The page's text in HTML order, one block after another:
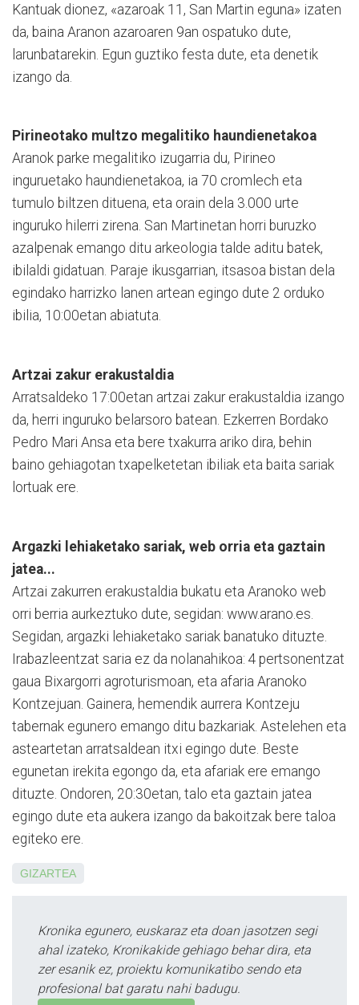
Kantuak dionez, «azaroak 11, San Martin eguna» izaten
da, baina Aranon azaroaren 9an ospatuko dute,
larunbatarekin. Egun guztiko festa dute, eta denetik
izango da.
Pirineotako multzo megalitiko haundienetakoa
Aranok parke megalitiko izugarria du, Pirineo
inguruetako haundienetakoa, ia 70 cromlech eta
tumulo biltzen dituena, eta orain dela 3.000 urte
inguruko hilerri zirena. San Martinetan horri buruzko
azalpenak emango ditu arkeologia talde aditu batek,
ibilaldi gidatuan. Paraje ikusgarrian, itsasoa bistan dela
egindako harrizko lanen artean egingo dute 2 orduko
ibilia, 10:00etan abiatuta.
Artzai zakur erakustaldia
Arratsaldeko 17:00etan artzai zakur erakustaldia izango
da, herri inguruko belarsoro batean. Ezke­rren Bordako
Pedro Mari Ansa eta bere txakurra ariko dira, behin
baino gehiagotan txapelketetan ibiliak eta baita sariak
lortuak ere.
Argazki lehiaketako sariak, web orria eta gaztain
jatea...
Artzai zakurren erakustaldia bukatu eta Aranoko web
orri berria aurkeztuko dute, segidan: www.arano.es.
Segidan, argazki lehiaketako sariak ba­natuko dituzte.
Irabazleentzat saria ez da nolanahikoa: 4 pertsonentzat
gaua Bixargorri agroturismoan, eta afaria Aranoko
Kontzejuan. Gainera, hemendik aurrera Kontzeju
tabernak egunero emango ditu bazkariak. Aste­lehen eta
asteartetan arratsaldean itxi egingo dute. Beste
egunetan irekita egongo da, eta afariak ere emango
dituzte. Ondoren, 20:30etan, talo eta gaztain jatea
egingo dute eta aukera izango da bakoitzak bere taloa
egiteko ere.
GIZARTEA
Kronika egunero, euskaraz eta doan jasotzen segi
ahal izateko, Kronikakide gehiago behar dira, eta
zer esanik ez, proiektu komunikatibo sendo eta
profesional bat garatu nahi badugu.